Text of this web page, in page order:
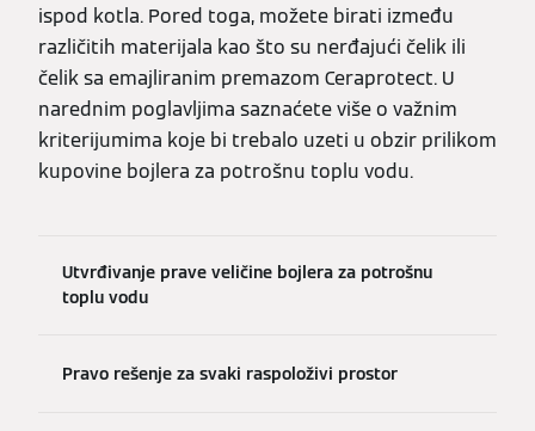
ispod kotla. Pored toga, možete birati između
različitih materijala kao što su nerđajući čelik ili
čelik sa emajliranim premazom Ceraprotect. U
narednim poglavljima saznaćete više o važnim
kriterijumima koje bi trebalo uzeti u obzir prilikom
kupovine bojlera za potrošnu toplu vodu.
Utvrđivanje prave veličine bojlera za potrošnu
toplu vodu
Pravo rešenje za svaki raspoloživi prostor